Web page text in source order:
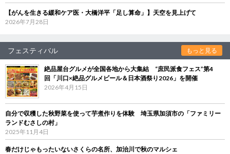
【がんを生きる緩和ケア医・大橋洋平「足し算命」】天空を見上げて
2026年7月28日
フェスティバル もっと見る
絶品屋台グルメが全国各地から大集結 “庶民派食フェス”第4
回「川口×絶品グルメビール＆日本酒祭り2026」を開催
2026年4月15日
自分で収穫した秋野菜を使って芋煮作りを体験 埼玉県加須市の「ファミリー
ランドむさしの村」
2025年11月4日
春だけじゃもったいないさくらの名所、加治川で秋のマルシェ